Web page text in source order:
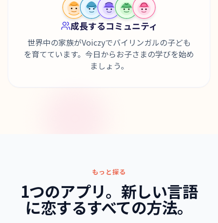
成長するコミュニティ
世界中の家族がVoiczyでバイリンガルの子ども
を育てています。今日からお子さまの学びを始め
ましょう。
もっと探る
1つのアプリ。新しい言語
に恋するすべての方法。